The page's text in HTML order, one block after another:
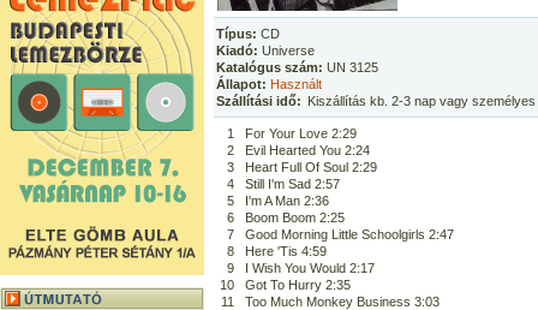
Típus: CD
Kiadó: Universe
Katalógus szám: UN 3125
Állapot: Használt
Szállítási idő: Kiszállítás kb. 2-3 nap vagy
1
For Your Love 2:29
2
Evil Hearted You 2:24
3
Heart Full Of Soul 2:29
4
Still I'm Sad 2:57
5
I'm A Man 2:36
6
Boom Boom 2:25
7
Good Morning Little Schoolgirls 2:47
8
Here 'Tis 4:59
9
I Wish You Would 2:17
10
Got To Hurry 2:35
11
Too Much Monkey Business 3:03